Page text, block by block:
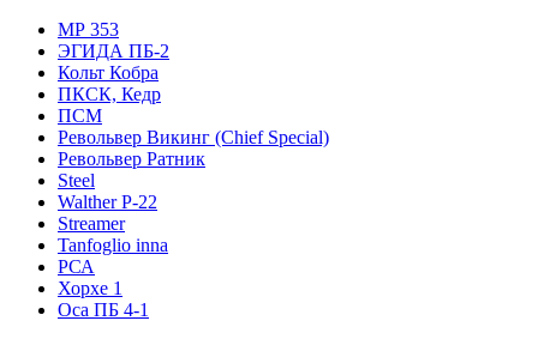
МР 353
ЭГИДА ПБ-2
Кольт Кобра
ПКСК, Кедр
ПСМ
Револьвер Викинг (Chief Special)
Револьвер Ратник
Steel
Walther P-22
Streamer
Tanfoglio inna
РСА
Хорхе 1
Оса ПБ 4-1